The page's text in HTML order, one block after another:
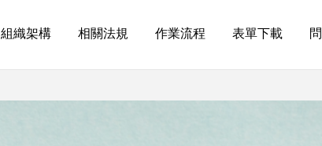
組織架構 相關法規 作業流程 表單下載